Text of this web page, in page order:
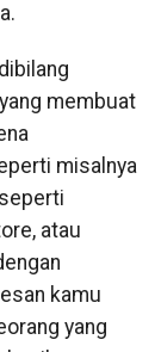
membuat
misalnya
atau
kamu
yang